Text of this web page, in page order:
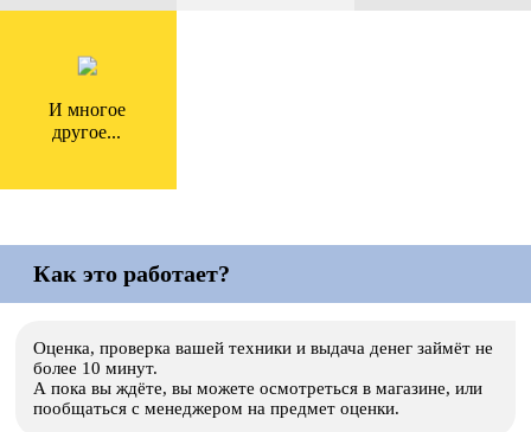
И многое
другое...
Как это работает?
Оценка, проверка вашей техники и выдача денег займёт не
более 10 минут.
А пока вы ждёте, вы можете осмотреться в магазине, или
пообщаться с менеджером на предмет оценки.